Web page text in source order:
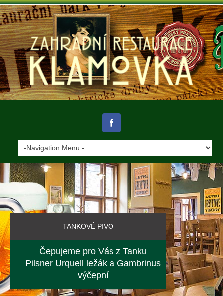
TANKOVÉ PIVO
Čepujeme pro Vás z Tanku
Pilsner Urquell ležák a Gambrinus
výčepní